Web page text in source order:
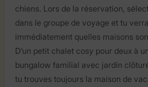
chiens. Lors de la réservation,
dans le groupe de voyage et tu
immédiatement quelles maisons
D’un petit chalet cosy pour deux à
bungalow familial avec jardin
tu trouves toujours la maison de